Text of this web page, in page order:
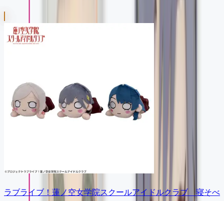
ラブライブ！蓮ノ空女学院スクールアイドルクラブ 寝そべ